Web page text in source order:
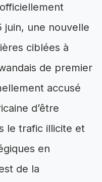
juin, une nouvelle
ciblées à
de premier
accusé
d’être
le trafic illicite et
en
de la